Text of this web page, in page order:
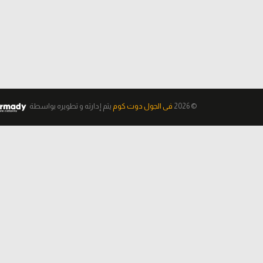
© 2026 فى الجول دوت كوم يتم إدارته و تطويره بواسطة